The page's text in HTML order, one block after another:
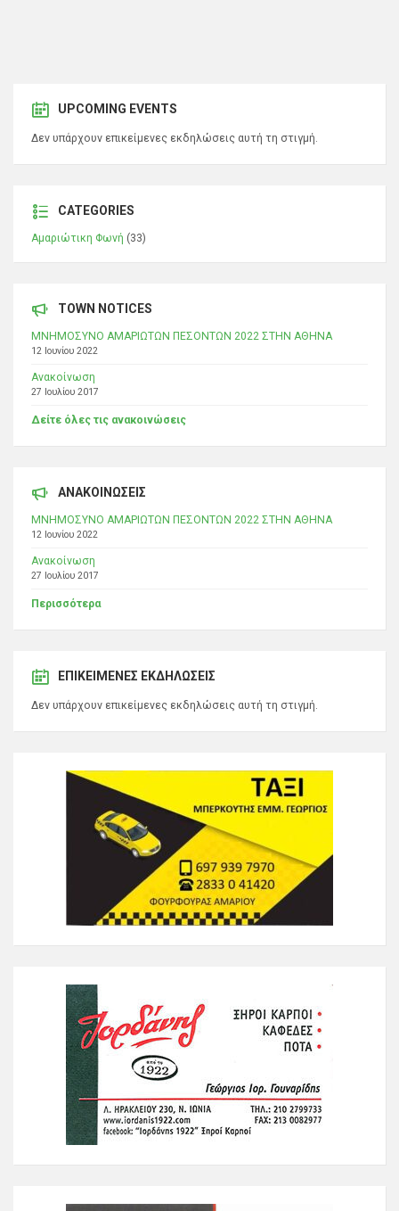
UPCOMING EVENTS
Δεν υπάρχουν επικείμενες εκδηλώσεις αυτή τη στιγμή.
CATEGORIES
Αμαριώτικη Φωνή (33)
TOWN NOTICES
ΜΝΗΜΟΣΥΝΟ ΑΜΑΡΙΩΤΩΝ ΠΕΣΟΝΤΩΝ 2022 ΣΤΗΝ ΑΘΗΝΑ
12 Ιουνίου 2022
Ανακοίνωση
27 Ιουλίου 2017
Δείτε όλες τις ανακοινώσεις
ΑΝΑΚΟΙΝΩΣΕΙΣ
ΜΝΗΜΟΣΥΝΟ ΑΜΑΡΙΩΤΩΝ ΠΕΣΟΝΤΩΝ 2022 ΣΤΗΝ ΑΘΗΝΑ
12 Ιουνίου 2022
Ανακοίνωση
27 Ιουλίου 2017
Περισσότερα
ΕΠΙΚΕΊΜΕΝΕΣ ΕΚΔΗΛΏΣΕΙΣ
Δεν υπάρχουν επικείμενες εκδηλώσεις αυτή τη στιγμή.